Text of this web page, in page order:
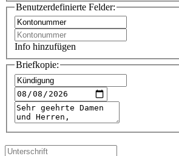
Benutzerdefinierte Felder:
Info hinzufügen
Briefkopie: